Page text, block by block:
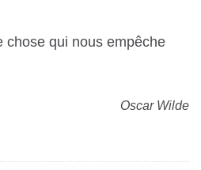
chose qui nous empêche
Oscar Wilde